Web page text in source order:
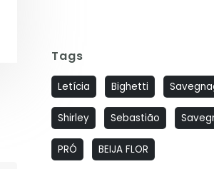
Tags
Letícia Bighetti
Shirley Sebastião
PRÓ BEIJA FLOR